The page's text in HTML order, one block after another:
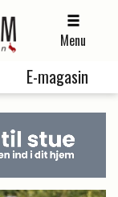
Menu
E-magasin